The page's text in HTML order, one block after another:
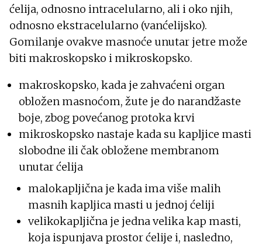
ćelija, odnosno intracelularno, ali i oko njih,
odnosno ekstracelularno (vanćelijsko).
Gomilanje ovakve masnoće unutar jetre može
biti makroskopsko i mikroskopsko.
makroskopsko, kada je zahvaćeni organ
obložen masnoćom, žute je do narandžaste
boje, zbog povećanog protoka krvi
mikroskopsko nastaje kada su kapljice masti
slobodne ili čak obložene membranom
unutar ćelija
malokapljična je kada ima više malih
masnih kapljica masti u jednoj ćeliji
velikokapljična je jedna velika kap masti,
koja ispunjava prostor ćelije i, nasledno,